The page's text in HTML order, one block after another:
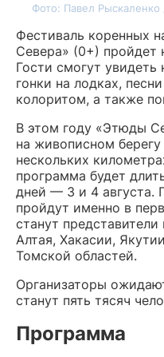
Фото: Павел
Фестиваль коренных
Севера» (0+) пройдет
Гости смогут
гонки на лодках,
колоритом, а также
В этом году «Этюды
на живописном
нескольких
программа будет
дней — 3 и 4 августа.
пройдут именно в
станут
Алтая, Хакасии,
Томской областей.
Организаторы
станут пять тясяч
Программа